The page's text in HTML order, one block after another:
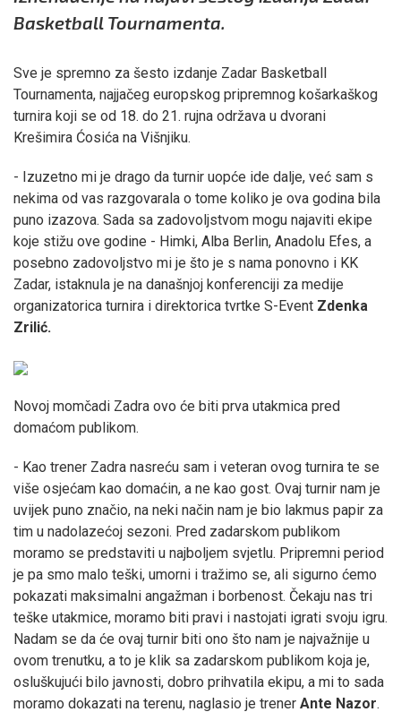
Basketball Tournamenta.
Sve je spremno za šesto izdanje Zadar Basketball
Tournamenta, najjačeg europskog pripremnog košarkaškog
turnira koji se od 18. do 21. rujna održava u dvorani
Krešimira Ćosića na Višnjiku.
- Izuzetno mi je drago da turnir uopće ide dalje, već sam s
nekima od vas razgovarala o tome koliko je ova godina bila
puno izazova. Sada sa zadovoljstvom mogu najaviti ekipe
koje stižu ove godine - Himki, Alba Berlin, Anadolu Efes, a
posebno zadovoljstvo mi je što je s nama ponovno i KK
Zadar, istaknula je na današnjoj konferenciji za medije
organizatorica turnira i direktorica tvrtke S-Event Zdenka
Zrilić.
Novoj momčadi Zadra ovo će biti prva utakmica pred
domaćom publikom.
- Kao trener Zadra nasreću sam i veteran ovog turnira te se
više osjećam kao domaćin, a ne kao gost. Ovaj turnir nam je
uvijek puno značio, na neki način nam je bio lakmus papir za
tim u nadolazećoj sezoni. Pred zadarskom publikom
moramo se predstaviti u najboljem svjetlu. Pripremni period
je pa smo malo teški, umorni i tražimo se, ali sigurno ćemo
pokazati maksimalni angažman i borbenost. Čekaju nas tri
teške utakmice, moramo biti pravi i nastojati igrati svoju igru.
Nadam se da će ovaj turnir biti ono što nam je najvažnije u
ovom trenutku, a to je klik sa zadarskom publikom koja je,
osluškujući bilo javnosti, dobro prihvatila ekipu, a mi to sada
moramo dokazati na terenu, naglasio je trener Ante Nazor.